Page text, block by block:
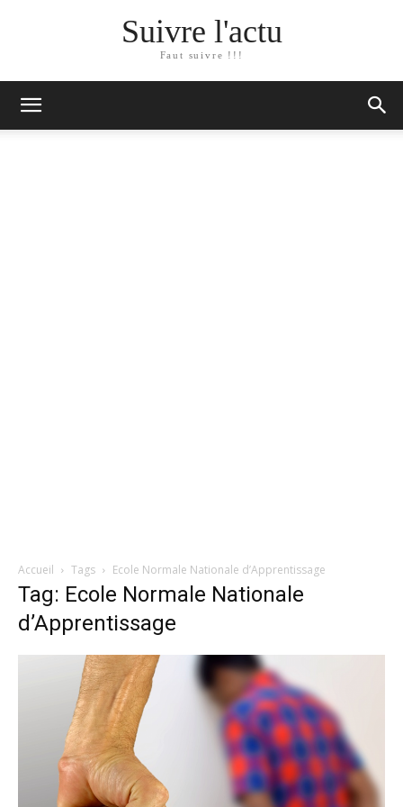
Suivre l'actu
Faut suivre !!!
Accueil Tags Ecole Normale Nationale d’Apprentissage
Tag: Ecole Normale Nationale
d’Apprentissage